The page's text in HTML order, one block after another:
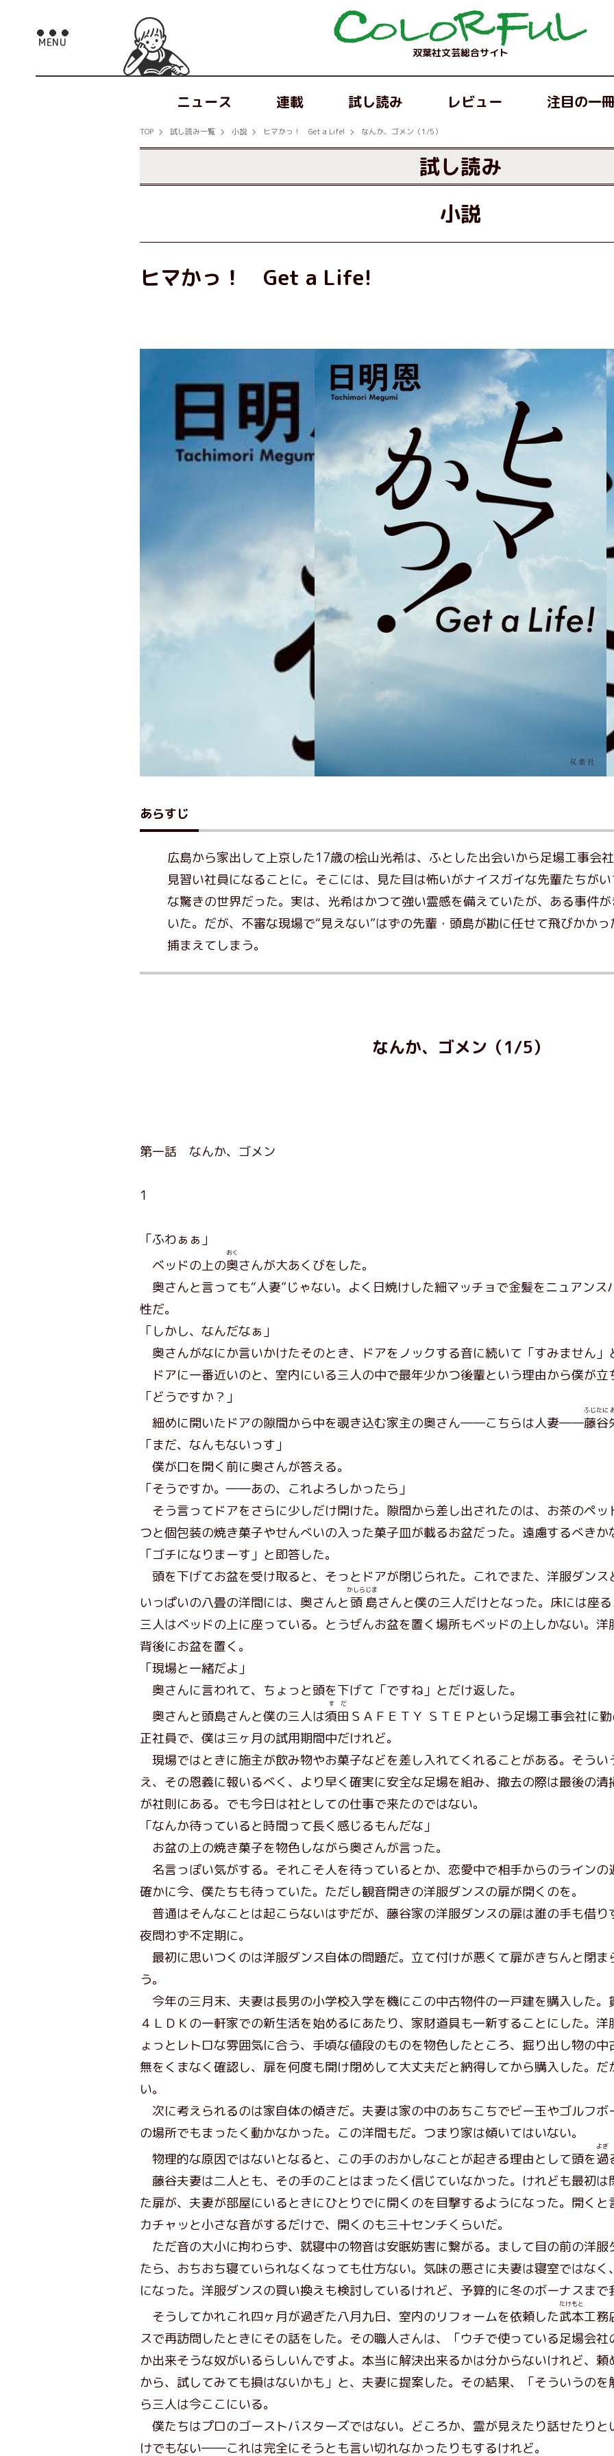
双葉社文芸総合サイト
ニュース 連載 試し読み レビュー 注目の一冊
TOP 試し読み一覧 小説 ヒマかっ！ Get a Life! なんか、ゴメン（1/5）
試し読み
小説
ヒマかっ！ Get a Life!
あらすじ
広島から家出して上京した17歳の桧山光希は、ふとした出会いから足場工事会社
見習い社員になることに。そこには、見た目は怖いがナイスガイな先輩たちが
な驚きの世界だった。実は、光希はかつて強い霊感を備えていたが、ある事件
いた。だが、不審な現場で“見えない”はずの先輩・頭島が勘に任せて飛びかか
捕まえてしまう。
なんか、ゴメン（1/5）
第一話 なんか、ゴメン
1
「ふわぁぁ」
ベッドの上の奥
おく
さんが大あくびをした。
奥さんと言っても“人妻”じゃない。よく日焼けした細マッチョで金髪をニュアンス
性だ。
「しかし、なんだなぁ」
奥さんがなにか言いかけたそのとき、ドアをノックする音に続いて「すみません」
ドアに一番近いのと、室内にいる三人の中で最年少かつ後輩という理由から僕が立
「どうですか？」
細めに開いたドアの隙間から中を覗き込む家主の奥さん――こちらは人妻――藤谷
ふじたに
「まだ、なんもないっす」
僕が口を開く前に奥さんが答える。
「そうですか。――あの、これよろしかったら」
そう言ってドアをさらに少しだけ開けた。隙間から差し出されたのは、お茶のペ
つと個包装の焼き菓子やせんべいの入った菓子皿が載るお盆だった。遠慮するべき
「ゴチになりまーす」と即答した。
頭を下げてお盆を受け取ると、そっとドアが閉じられた。これでまた、洋服ダン
いっぱいの八畳の洋間には、奥さんと 頭
かしら
島
じま
さんと僕の三人だけとなった。床には座
三人はベッドの上に座っている。とうぜんお盆を置く場所もベッドの上しかない。
背後にお盆を置く。
「現場と一緒だよ」
奥さんに言われて、ちょっと頭を下げて「ですね」とだけ返した。
奥さんと頭島さんと僕の三人は須田
すだ
ＳＡＦＥＴＹ ＳＴＥＰという足場工事会社に
正社員で、僕は三ヶ月の試用期間中だけれど。
現場ではときに施主が飲み物やお菓子などを差し入れてくれることがある。そう
え、その恩義に報いるべく、より早く確実に安全な足場を組み、撤去の際は最後の
が社則にある。でも今日は社としての仕事で来たのではない。
「なんか待っていると時間って長く感じるもんだな」
お盆の上の焼き菓子を物色しながら奥さんが言った。
名言っぽい気がする。それこそ人を待っているとか、恋愛中で相手からのラインの
確かに今、僕たちも待っていた。ただし観音開きの洋服ダンスの扉が開くのを。
普通はそんなことは起こらないはずだが、藤谷家の洋服ダンスの扉は誰の手も借
夜問わず不定期に。
最初に思いつくのは洋服ダンス自体の問題だ。立て付けが悪くて扉がきちんと閉ま
う。
今年の三月末、夫妻は長男の小学校入学を機にこの中古物件の一戸建を購入した。
４ＬＤＫの一軒家での新生活を始めるにあたり、家財道具も一新することにした。
ょっとレトロな雰囲気に合う、手頃な値段のものを物色したところ、掘り出し物の
無をくまなく確認し、扉を何度も開け閉めして大丈夫だと納得してから購入した。
い。
次に考えられるのは家自体の傾きだ。夫妻は家の中のあちこちでビー玉やゴルフボ
の場所でもまったく動かなかった。この洋間もだ。つまり家は傾いてはいない。
物理的な原因ではないとなると、この手のおかしなことが起きる理由として頭を過
よぎ
藤谷夫妻は二人とも、その手のことはまったく信じていなかった。けれども最初
た扉が、夫妻が部屋にいるときにひとりでに開くのを目撃するようになった。開くと
カチャッと小さな音がするだけで、開くのも三十センチくらいだ。
ただ音の大小に拘わらず、就寝中の物音は安眠妨害に繋がる。まして目の前の洋服
たら、おちおち寝ていられなくなっても仕方ない。気味の悪さに夫妻は寝室ではな
になった。洋服ダンスの買い換えも検討しているけれど、予算的に冬のボーナスまで
そうしてかれこれ四ヶ月が過ぎた八月九日、室内のリフォームを依頼した武本
たけもと
工務
スで再訪問したときにその話をした。その職人さんは、「ウチで使っている足場会
か出来そうな奴がいるらしいんですよ。本当に解決出来るかは分からないけれど、
から、試してみても損はないかも」と、夫妻に提案した。その結果、「そういうの
ら三人は今ここにいる。
僕たちはプロのゴーストバスターズではない。どころか、霊が見えたり話せたり
けでもない――これは完全にそうとも言い切れなかったりもするけれど。